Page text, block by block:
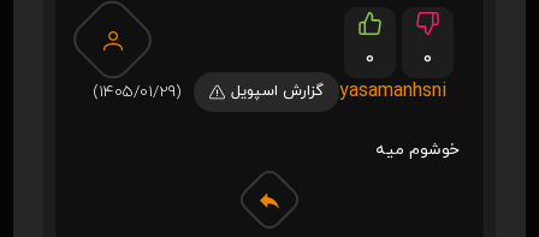
0
0
yasamanhsni
گزارش اسپویل (1405/01/29)
خوشوم میه